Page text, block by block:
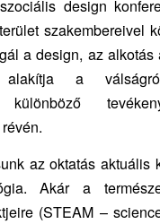
design
szakembereivel
a design, az alkotás
a
különböző
az oktatás aktuális
Akár a
(STEAM –